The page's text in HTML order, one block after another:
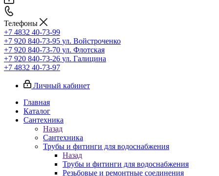
Телефоны
+7 4832 40-73-99
+7 920 840-73-95 ул. Войстроченко
+7 920 840-73-70 ул. Флотская
+7 920 840-73-26 ул. Галицина
+7 4832 40-73-97
Личный кабинет
Главная
Каталог
Сантехника
Назад
Сантехника
Трубы и фитинги для водоснабжения
Назад
Трубы и фитинги для водоснабжения
Резьбовые и ремонтные соединения